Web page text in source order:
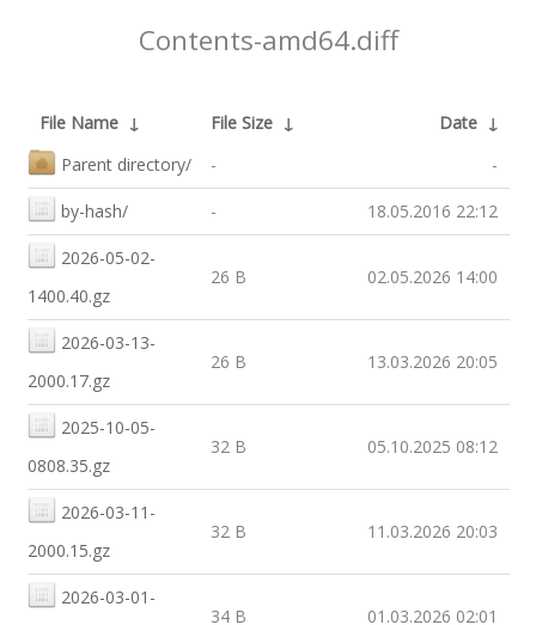
Contents-amd64.diff
File Name ↓ File Size ↓ Date ↓
Parent directory/
- -
by-hash/ - 18.05.2016 22:12
2026-05-02-
1400.40.gz
26 B 02.05.2026 14:00
2026-03-13-
2000.17.gz
26 B 13.03.2026 20:05
2025-10-05-
0808.35.gz
32 B 05.10.2025 08:12
2026-03-11-
2000.15.gz
32 B 11.03.2026 20:03
2026-03-01-
34 B 01.03.2026 02:01